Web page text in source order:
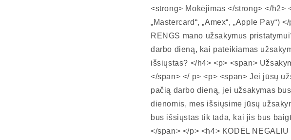
<strong> Mokėjimas </strong> </h2>
„Mastercard“, „Amex“, „Apple Pay“)
RENGS mano užsakymus
darbo dieną, kai pateikiamas
išsiųstas? </h4> <p> <span>
</span> </ p> <p> <span> Jei jūsų
pačią darbo dieną, jei užsakymas
dienomis, mes išsiųsime jūsų
bus išsiųstas tik tada, kai jis bus
</span> </p> <h4> KODĖL